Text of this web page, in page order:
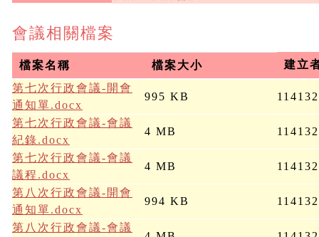
會議相關檔案
檔案名稱 檔案大小
建立
第七次行政會議-開會
通知單.docx
995 KB
第七次行政會議-會議
紀錄.docx
4 MB
第七次行政會議-會議
議程.docx
4 MB
第八次行政會議-開會
通知單.docx
994 KB
第八次行政會議-會議